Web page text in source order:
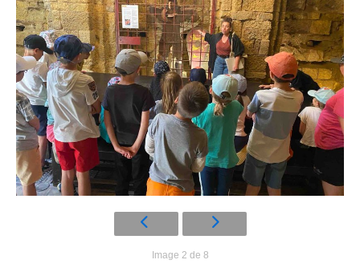
Image 2 de 8